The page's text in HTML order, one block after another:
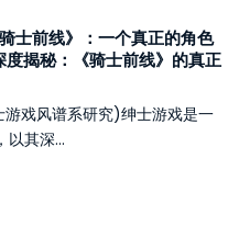
士前线》：一个真正的角色
揭秘：《骑士前线》的真正
戏风谱系研究)绅士游戏是一
以其深...